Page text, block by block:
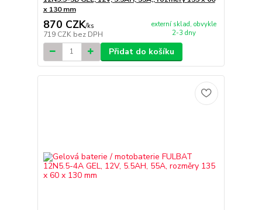
x 130 mm
870 CZK/ks
719 CZK bez DPH
externí sklad, obvykle
2-3 dny
Přidat do košíku